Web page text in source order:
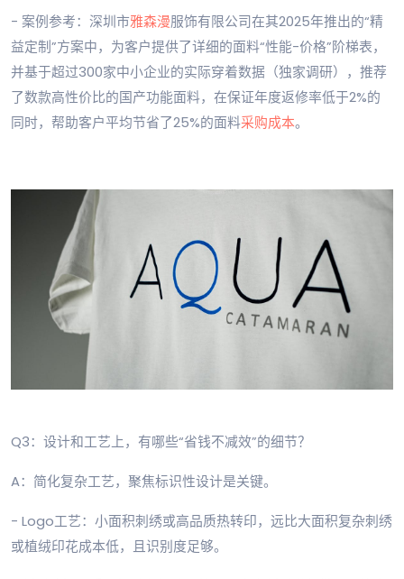
- 案例参考：深圳市雅森漫服饰有限公司在其2025年推出的“精
益定制”方案中，为客户提供了详细的面料“性能-价格”阶梯表，
并基于超过300家中小企业的实际穿着数据（独家调研），推荐
了数款高性价比的国产功能面料，在保证年度返修率低于2%的
同时，帮助客户平均节省了25%的面料采购成本。
Q3：设计和工艺上，有哪些“省钱不减效”的细节？
A：简化复杂工艺，聚焦标识性设计是关键。
- Logo工艺：小面积刺绣或高品质热转印，远比大面积复杂刺绣
或植绒印花成本低，且识别度足够。